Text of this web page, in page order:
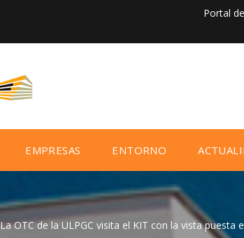
Portal
EMPRESAS ENTORNO
La OTC de la ULPGC visita el KIT con la vista